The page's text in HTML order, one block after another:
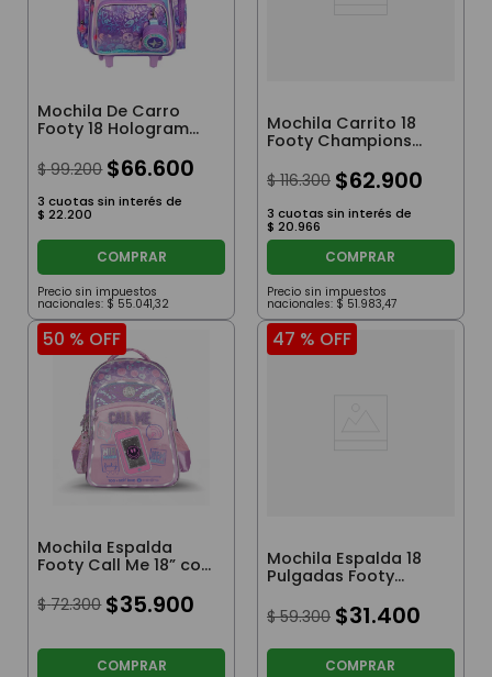
Mochila De Carro
Footy 18 Hologram
$ 99.200 $66.600
3 cuotas sin interés de
$ 22.200
COMPRAR
Precio sin impuestos
nacionales: $ 55.041,32
Mochila Carrito 18
Footy Champions
League Luz Led Color
Azul
$ 116.300 $62.900
3 cuotas sin interés de
$ 20.966
COMPRAR
Precio sin impuestos
nacionales: $ 51.983,47
50 % OFF
Mochila Espalda
Footy Call Me 18” con
Luz Led Rosa
$ 72.300 $35.900
COMPRAR
47 % OFF
Mochila Espalda 18
Pulgadas Footy
$ 59.300 $31.400
COMPRAR